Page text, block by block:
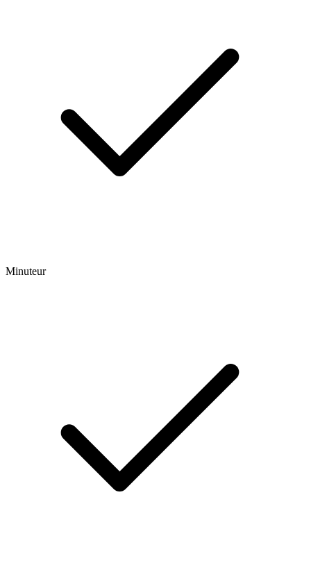
Minuteur